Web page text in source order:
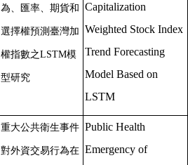
為、匯率、期貨和
選擇權預測臺灣加
權指數之LSTM模
型研究
Capitalization
Weighted Stock Index
Trend Forecasting
Model Based on
LSTM
重大公共衛生事件
對外資交易行為在
Public Health
Emergency of